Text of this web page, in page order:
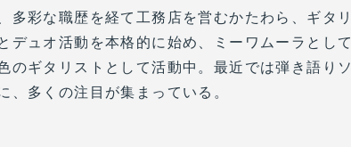
彩な職歴を経て工務店を営むかたわら、ギタリ
デュオ活動を本格的に始め、ミーワムーラとして
のギタリストとして活動中。最近では弾き語りソ
、多くの注目が集まっている。